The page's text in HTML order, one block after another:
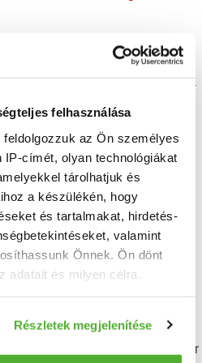
felhasználása
feldolgozzuk az Ön személyes
címét, olyan technológiákat
tárolhatjuk és
a készülékén, hogy
és tartalmakat, hirdetés-
valamint
Önnek. Ön dönt
adatait és milyen célra.
földrajzi elhelyezkedéséről
Részletek megjelenítése
Eladó ingatlan Csehbánya
Eladó ingatlan
Kemenesszentpéter
Eladó ingatlan Vászoly
Eladó ingatlan Tihany
Eladó ingatlan
Monostorapáti
Eladó ingatlan Paloznak
Eladó ingatlan
Balatonrendes
Eladó ingatlan Pénzesgyőr